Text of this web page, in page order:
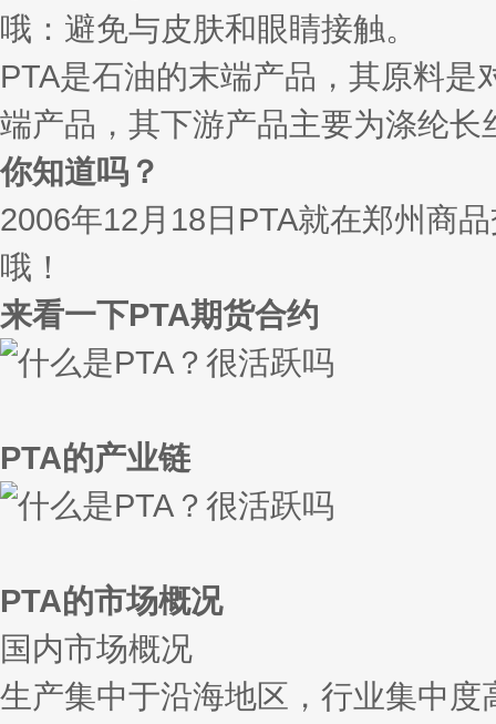
哦：避免与皮肤和眼睛接触。
PTA是石油的末端产品，其原料
端产品，其下游产品主要为涤纶
你知道吗？
2006年12月18日PTA就在郑州商
哦！
来看一下PTA期货合约
PTA的产业链
PTA的市场概况
国内市场概况
生产集中于沿海地区，行业集中度